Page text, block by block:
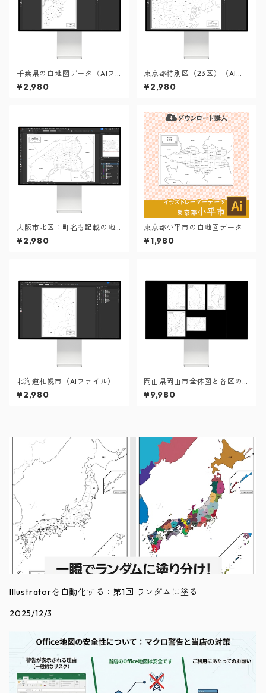
千葉県の白地図データ（AIフ
ァイル）
¥2,980
東京都特別区（23区）（AIフ
ァイル）
¥2,980
大阪市北区：町名も記載の地
図データ（PDF・Aiファイ
ル）
¥2,980
東京都小平市の白地図データ
¥1,980
北海道札幌市（AIファイル）
¥2,980
岡山県岡山市全体図と各区の
セット：町名も記載の地図デ
ータ（PDF・Aiファイル）
¥9,980
Illustratorを自動化する：第1回 ランダムに塗る
2025/12/3